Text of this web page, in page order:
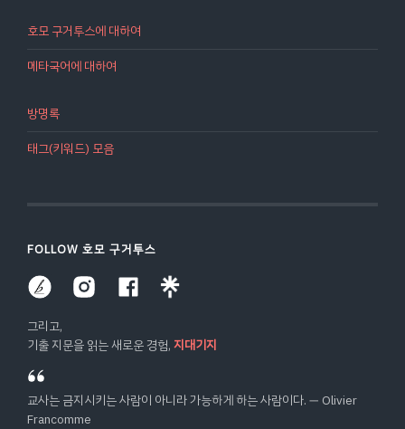
호모 구거투스에 대하여
메타국어에 대하여
방명록
태그(키워드) 모음
FOLLOW 호모 구거투스
그리고,
기출 지문을 읽는 새로운 경험,지대기지
교사는 금지시키는 사람이 아니라 가능하게 하는 사람이다. ― Olivier
Francomme